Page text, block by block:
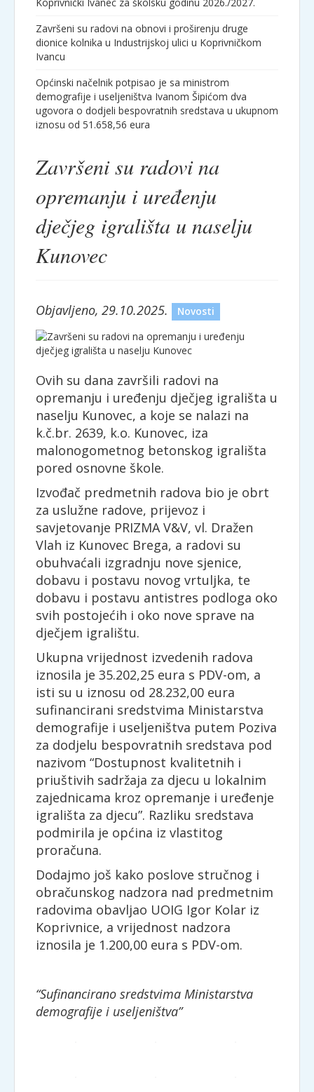
Završeni su radovi na obnovi i proširenju druge
dionice kolnika u Industrijskoj ulici u Koprivničkom
Ivancu
Općinski načelnik potpisao je sa ministrom
demografije i useljeništva Ivanom Šipićom dva
ugovora o dodjeli bespovratnih sredstava u ukupnom
iznosu od 51.658,56 eura
Završeni su radovi na
opremanju i uređenju
dječjeg igrališta u naselju
Kunovec
Objavljeno, 29.10.2025. Novosti
Ovih su dana završili radovi na
opremanju i uređenju dječjeg igrališta u
naselju Kunovec, a koje se nalazi na
k.č.br. 2639, k.o. Kunovec, iza
malonogometnog betonskog igrališta
pored osnovne škole.
Izvođač predmetnih radova bio je obrt
za uslužne radove, prijevoz i
savjetovanje PRIZMA V&V, vl. Dražen
Vlah iz Kunovec Brega, a radovi su
obuhvaćali izgradnju nove sjenice,
dobavu i postavu novog vrtuljka, te
dobavu i postavu antistres podloga oko
svih postojećih i oko nove sprave na
dječjem igralištu.
Ukupna vrijednost izvedenih radova
iznosila je 35.202,25 eura s PDV-om, a
isti su u iznosu od 28.232,00 eura
sufinancirani sredstvima Ministarstva
demografije i useljeništva putem Poziva
za dodjelu bespovratnih sredstava pod
nazivom “Dostupnost kvalitetnih i
priuštivih sadržaja za djecu u lokalnim
zajednicama kroz opremanje i uređenje
igrališta za djecu”. Razliku sredstava
podmirila je općina iz vlastitog
proračuna.
Dodajmo još kako poslove stručnog i
obračunskog nadzora nad predmetnim
radovima obavljao UOIG Igor Kolar iz
Koprivnice, a vrijednost nadzora
iznosila je 1.200,00 eura s PDV-om.
“Sufinancirano sredstvima Ministarstva
demografije i useljeništva”